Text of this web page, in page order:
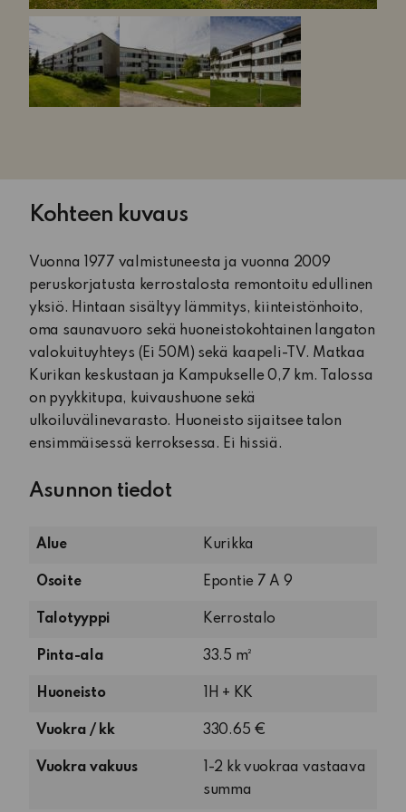
Kohteen kuvaus
Vuonna 1977 valmistuneesta ja vuonna 2009
peruskorjatusta kerrostalosta remontoitu edullinen
yksiö. Hintaan sisältyy lämmitys, kiinteistönhoito,
oma saunavuoro sekä huoneistokohtainen langaton
valokuituyhteys (Ei 50M) sekä kaapeli-TV. Matkaa
Kurikan keskustaan ja Kampukselle 0,7 km. Talossa
on pyykkitupa, kuivaushuone sekä
ulkoiluvälinevarasto. Huoneisto sijaitsee talon
ensimmäisessä kerroksessa. Ei hissiä.
Asunnon tiedot
Alue Kurikka
Osoite Epontie 7 A 9
Talotyyppi Kerrostalo
Pinta-ala 33.5 m²
Huoneisto 1H + KK
1
ja
keittokomero
Vuokra / kk 330.65 €
Vuokra vakuus
1-2 kk vuokraa vastaava
summa